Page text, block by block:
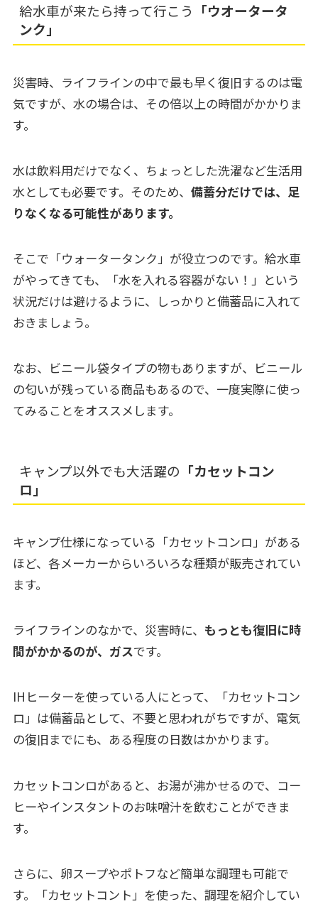
給水車が来たら持って行こう 「ウオータータ
ンク」
災害時、ライフラインの中で最も早く復旧するのは電
気ですが、水の場合は、その倍以上の時間がかかりま
す。
水は飲料用だけでなく、ちょっとした洗濯など生活用
水としても必要です。そのため、 備蓄分だけでは、足
りなくなる可能性があります。
そこで「ウォータータンク」が役立つのです。給水車
がやってきても、「水を入れる容器がない！」という
状況だけは避けるように、しっかりと備蓄品に入れて
おきましょう。
なお、ビニール袋タイプの物もありますが、ビニール
の匂いが残っている商品もあるので、一度実際に使っ
てみることをオススメします。
キャンプ以外でも大活躍の 「カセットコン
ロ」
キャンプ仕様になっている「カセットコンロ」がある
ほど、各メーカーからいろいろな種類が販売されてい
ます。
ライフラインのなかで、災害時に、 もっとも復旧に時
間がかかるのが、ガスです。
IHヒーターを使っている人にとって、「カセットコン
ロ」は備蓄品として、不要と思われがちですが、電気
の復旧までにも、ある程度の日数はかかります。
カセットコンロがあると、お湯が沸かせるので、コー
ヒーやインスタントのお味噌汁を飲むことができま
す。
さらに、卵スープやポトフなど簡単な調理も可能で
す。「カセットコント」を使った、調理を紹介してい